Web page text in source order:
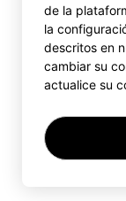
de la
la
descritos en
cambiar su
actualice su